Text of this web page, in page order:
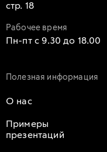
стр. 18
Рабочее время
Пн-пт с 9.30 до 18.00
Полезная информация
О нас
Примеры
презентаций